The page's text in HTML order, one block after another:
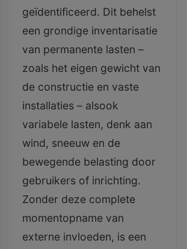
geïdentificeerd. Dit behelst
een grondige inventarisatie
van permanente lasten –
zoals het eigen gewicht van
de constructie en vaste
installaties – alsook
variabele lasten, denk aan
wind, sneeuw en de
bewegende belasting door
gebruikers of inrichting.
Zonder deze complete
momentopname van
externe invloeden, is een